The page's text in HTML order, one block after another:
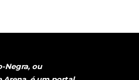
Negra, ou